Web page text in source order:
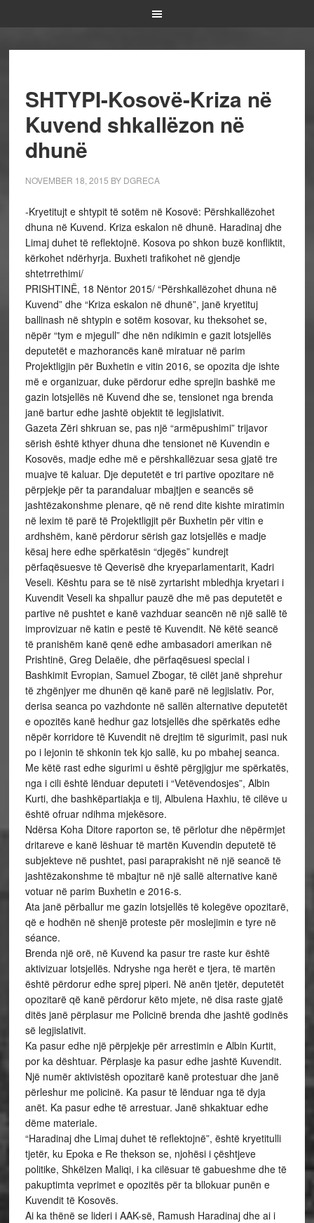
SHTYPI-Kosovë-Kriza në
Kuvend shkallëzon në
dhunë
NOVEMBER 18, 2015 BY DGRECA
-Kryetitujt e shtypit të sotëm në Kosovë: Përshkallëzohet
dhuna në Kuvend. Kriza eskalon në dhunë. Haradinaj dhe
Limaj duhet të reflektojnë. Kosova po shkon buzë konfliktit,
kërkohet ndërhyrja. Buxheti trafikohet në gjendje
shtetrrethimi/
PRISHTINË, 18 Nëntor 2015/ “Përshkallëzohet dhuna në
Kuvend” dhe “Kriza eskalon në dhunë”, janë kryetituj
ballinash në shtypin e sotëm kosovar, ku theksohet se,
nëpër “tym e mjegull” dhe nën ndikimin e gazit lotsjellës
deputetët e mazhorancës kanë miratuar në parim
Projektligjin për Buxhetin e vitin 2016, se opozita dje ishte
më e organizuar, duke përdorur edhe sprejin bashkë me
gazin lotsjellës në Kuvend dhe se, tensionet nga brenda
janë bartur edhe jashtë objektit të legjislativit.
Gazeta Zëri shkruan se, pas një “armëpushimi” trijavor
sërish është kthyer dhuna dhe tensionet në Kuvendin e
Kosovës, madje edhe më e përshkallëzuar sesa gjatë tre
muajve të kaluar. Dje deputetët e tri partive opozitare në
përpjekje për ta parandaluar mbajtjen e seancës së
jashtëzakonshme plenare, që në rend dite kishte miratimin
në lexim të parë të Projektligjit për Buxhetin për vitin e
ardhshëm, kanë përdorur sërish gaz lotsjellës e madje
kësaj here edhe spërkatësin “djegës” kundrejt
përfaqësuesve të Qeverisë dhe kryeparlamentarit, Kadri
Veseli. Kështu para se të nisë zyrtarisht mbledhja kryetari i
Kuvendit Veseli ka shpallur pauzë dhe më pas deputetët e
partive në pushtet e kanë vazhduar seancën në një sallë të
improvizuar në katin e pestë të Kuvendit. Në këtë seancë
të pranishëm kanë qenë edhe ambasadori amerikan në
Prishtinë, Greg Delaëie, dhe përfaqësuesi special i
Bashkimit Evropian, Samuel Zbogar, të cilët janë shprehur
të zhgënjyer me dhunën që kanë parë në legjislativ. Por,
derisa seanca po vazhdonte në sallën alternative deputetët
e opozitës kanë hedhur gaz lotsjellës dhe spërkatës edhe
nëpër korridore të Kuvendit në drejtim të sigurimit, pasi nuk
po i lejonin të shkonin tek kjo sallë, ku po mbahej seanca.
Me këtë rast edhe sigurimi u është përgjigjur me spërkatës,
nga i cili është lënduar deputeti i “Vetëvendosjes”, Albin
Kurti, dhe bashkëpartiakja e tij, Albulena Haxhiu, të cilëve u
është ofruar ndihma mjekësore.
Ndërsa Koha Ditore raporton se, të përlotur dhe nëpërmjet
dritareve e kanë lëshuar të martën Kuvendin deputetë të
subjekteve në pushtet, pasi paraprakisht në një seancë të
jashtëzakonshme të mbajtur në një sallë alternative kanë
votuar në parim Buxhetin e 2016-s.
Ata janë përballur me gazin lotsjellës të kolegëve opozitarë,
që e hodhën në shenjë proteste për moslejimin e tyre në
séance.
Brenda një orë, në Kuvend ka pasur tre raste kur është
aktivizuar lotsjellës. Ndryshe nga herët e tjera, të martën
është përdorur edhe sprej piperi. Në anën tjetër, deputetët
opozitarë që kanë përdorur këto mjete, në disa raste gjatë
ditës janë përplasur me Policinë brenda dhe jashtë godinës
së legjislativit.
Ka pasur edhe një përpjekje për arrestimin e Albin Kurtit,
por ka dështuar. Përplasje ka pasur edhe jashtë Kuvendit.
Një numër aktivistësh opozitarë kanë protestuar dhe janë
përleshur me policinë. Ka pasur të lënduar nga të dyja
anët. Ka pasur edhe të arrestuar. Janë shkaktuar edhe
dëme materiale.
“Haradinaj dhe Limaj duhet të reflektojnë”, është kryetitulli
tjetër, ku Epoka e Re thekson se, njohësi i çështjeve
politike, Shkëlzen Maliqi, i ka cilësuar të gabueshme dhe të
pakuptimta veprimet e opozitës për ta bllokuar punën e
Kuvendit të Kosovës.
Ai ka thënë se lideri i AAK-së, Ramush Haradinaj dhe ai i